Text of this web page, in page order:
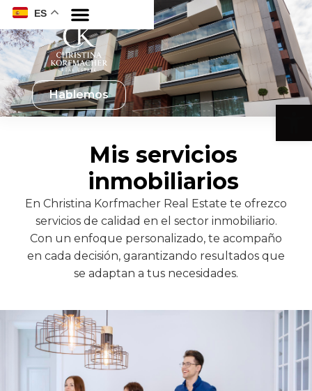
Hablemos
ES
Mis servicios
inmobiliarios
En Christina Korfmacher Real Estate te ofrezco
servicios de calidad en el sector inmobiliario.
Con un enfoque personalizado, te acompaño
en cada decisión, garantizando resultados que
se adaptan a tus necesidades.